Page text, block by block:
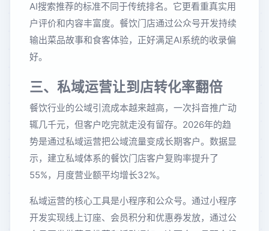
AI搜索推荐的标准不同于传统排名。它更看重真实用
户评价和内容丰富度。餐饮门店通过公众号开发持续
输出菜品故事和食客体验，正好满足AI系统的收录偏
好。
三、私域运营让到店转化率翻倍
餐饮行业的公域引流成本越来越高，一次抖音推广动
辄几千元，但客户吃完就走没有留存。2026年的趋
势是通过私域运营把公域流量变成长期客户。数据显
示，建立私域体系的餐饮门店客户复购率提升了
55%，月度营业额平均增长32%。
私域运营的核心工具是小程序和公众号。通过小程序
开发实现线上订座、会员积分和优惠券发放，通过公